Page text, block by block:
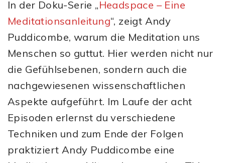
In der Doku-Serie „Headspace – Eine
Meditationsanleitung“, zeigt Andy
Puddicombe, warum die Meditation uns
Menschen so guttut. Hier werden nicht nur
die Gefühlsebenen, sondern auch die
nachgewiesenen wissenschaftlichen
Aspekte aufgeführt. Im Laufe der acht
Episoden erlernst du verschiedene
Techniken und zum Ende der Folgen
praktiziert Andy Puddicombe eine